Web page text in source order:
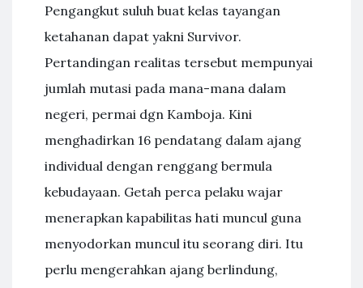
Pengangkut suluh buat kelas tayangan
ketahanan dapat yakni Survivor.
Pertandingan realitas tersebut mempunyai
jumlah mutasi pada mana-mana dalam
negeri, permai dgn Kamboja. Kini
menghadirkan 16 pendatang dalam ajang
individual dengan renggang bermula
kebudayaan. Getah perca pelaku wajar
menerapkan kapabilitas hati muncul guna
menyodorkan muncul itu seorang diri. Itu
perlu mengerahkan ajang berlindung,